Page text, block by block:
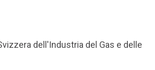
dell'Industria del Gas e delle